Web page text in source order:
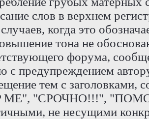
слов в верхнем
когда это
тона не
форума,
с предупреждением
тем с заголовками,
ME", "СРОЧНО!!!",
не несущими